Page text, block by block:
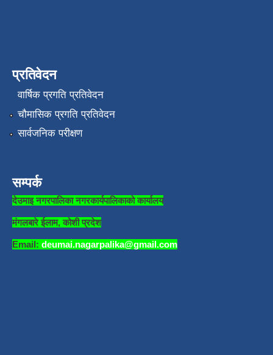
प्रतिवेदन
वार्षिक प्रगति प्रतिवेदन
चौमासिक प्रगति प्रतिवेदन
सार्वजनिक परीक्षण
सम्पर्क
देउमाइ नगरपालिका नगरकार्यपालिकाको कार्यालय
मंगलबारे ईलाम, कोशी प्रदेश
Email: deumai.nagarpalika@gmail.com